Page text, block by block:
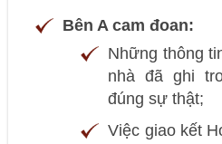
Bên A cam đoan:
Những thông
nhà đã ghi
đúng sự thật;
Việc giao kết